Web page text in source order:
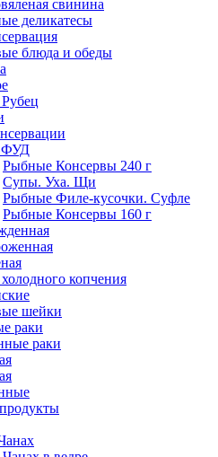
свинина
деликатесы
блюда и обеды
Рыбные Консервы 240 г
Супы. Уха. Щи
Рыбные Филе-кусочки. Суфле
Рыбные Консервы 160 г
копчения
шейки
раки
раки